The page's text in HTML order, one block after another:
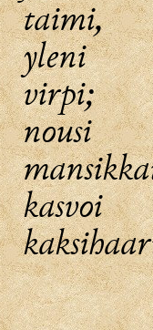
taimi,
yleni
virpi;
nousi
kasvoi